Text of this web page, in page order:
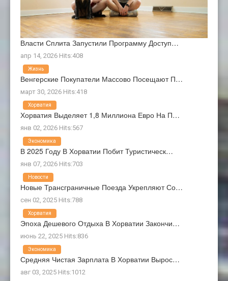
Власти Сплита Запустили Программу Доступ…
апр 14, 2026 Hits:408
Венгерские Покупатели Массово Посещают П…
март 30, 2026 Hits:418
Жизнь
Хорватия Выделяет 1,8 Миллиона Евро На П…
янв 02, 2026 Hits:567
Хорватия
В 2025 Году В Хорватии Побит Туристическ…
янв 07, 2026 Hits:703
Экономика
Новые Трансграничные Поезда Укрепляют Со…
сен 02, 2025 Hits:788
Новости
Эпоха Дешевого Отдыха В Хорватии Закончи…
июнь 22, 2025 Hits:836
Хорватия
Средняя Чистая Зарплата В Хорватии Вырос…
авг 03, 2025 Hits:1012
Экономика